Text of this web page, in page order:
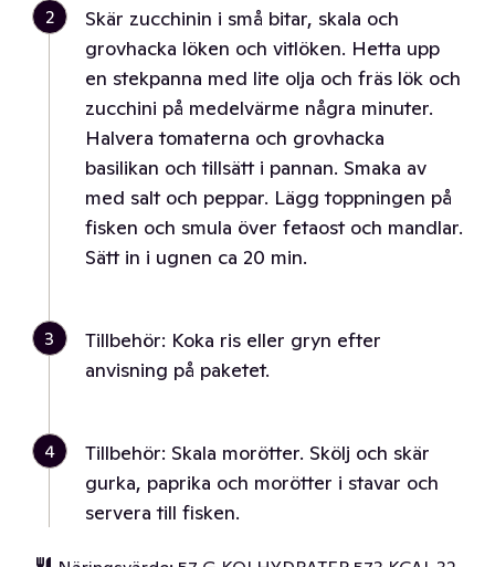
2
Skär zucchinin i små bitar, skala och
grovhacka löken och vitlöken. Hetta upp
en stekpanna med lite olja och fräs lök och
zucchini på medelvärme några minuter.
Halvera tomaterna och grovhacka
basilikan och tillsätt i pannan. Smaka av
med salt och peppar. Lägg toppningen på
fisken och smula över fetaost och mandlar.
Sätt in i ugnen ca 20 min.
3
Tillbehör: Koka ris eller gryn efter
anvisning på paketet.
4
Tillbehör: Skala morötter. Skölj och skär
gurka, paprika och morötter i stavar och
servera till fisken.